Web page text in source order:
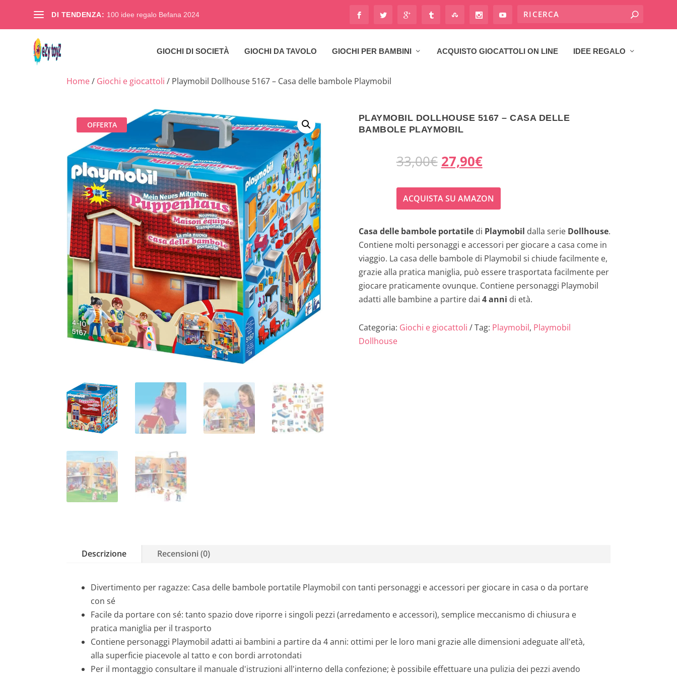
DI TENDENZA: 100 idee regalo Befana 2024
GIOCHI DI SOCIETÀ GIOCHI DA TAVOLO GIOCHI PER BAMBINI ACQUISTO GIOCATTOLI ON LINE IDEE REGALO
Home/ Giochi e giocattoli / Playmobil Dollhouse 5167 – Casa delle bambole Playmobil
OFFERTA
PLAYMOBIL DOLLHOUSE 5167 – CASA DELLE
BAMBOLE PLAYMOBIL
33,00€ I
l
p
r
e
z
z
a
3
,
27,90€I
l
p
r
e
z
z
a
,
€
.
ACQUISTA SU AMAZON
Casa delle bambole portatiledi Playmobil dalla serie Dollhouse.
Contiene molti personaggi e accessori per giocare a casa come in
viaggio. La casa delle bambole di Playmobil si chiude facilmente e,
grazie alla pratica maniglia, può essere trasportata facilmente per
giocare praticamente ovunque. Contiene personaggi Playmobil
adatti alle bambine a partire dai 4 anni di età.
Categoria: Giochi e giocattoli Tag: Playmobil, Playmobil
Dollhouse
Descrizione Recensioni (0)
Divertimento per ragazze: Casa delle bambole portatile Playmobil con tanti personaggi e accessori per giocare in casa o da portare
con sé
Facile da portare con sé: tanto spazio dove riporre i singoli pezzi (arredamento e accessori), semplice meccanismo di chiusura e
pratica maniglia per il trasporto
Contiene personaggi Playmobil adatti ai bambini a partire da 4 anni: ottimi per le loro mani grazie alle dimensioni adeguate all'età,
alla superficie piacevole al tatto e con bordi arrotondati
Per il montaggio consultare il manuale d'istruzioni all'interno della confezione; è possibile effettuare una pulizia dei pezzi avendo